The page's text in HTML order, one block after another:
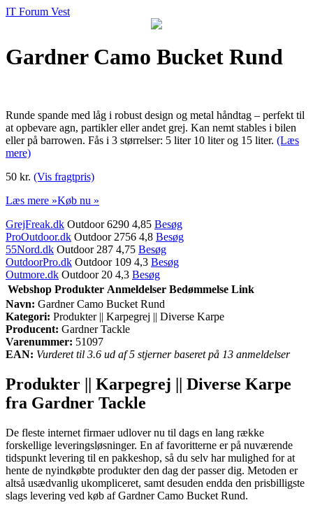
IT Forum Vest
Gardner Camo Bucket Rund
Runde spande med låg i robust design og metal håndtag – perfekt til
at opbevare agn, partikler eller andet grej. Kan nemt stables i bilen
eller på barrowen. Fås i 3 størrelser: 5 liter 10 liter og 15 liter. (Læs
mere)
50 kr. (Vis fragtpris)
Læs mere »Køb nu »
GrejFreak.dk Outdoor 6290 4,85 Besøg
ProOutdoor.dk Outdoor 2756 4,8 Besøg
55Nord.dk Outdoor 287 4,75 Besøg
OutdoorPro.dk Outdoor 109 4,3 Besøg
Outmore.dk Outdoor 20 4,3 Besøg
Webshop Produkter Anmeldelser Bedømmelse Link
Navn: Gardner Camo Bucket Rund
Kategori: Produkter || Karpegrej || Diverse Karpe
Producent: Gardner Tackle
Varenummer: 51097
EAN: Vurderet til 3.6 ud af 5 stjerner baseret på 13 anmeldelser
Produkter || Karpegrej || Diverse Karpe
fra Gardner Tackle
De fleste internet firmaer udlover nu til dags en lang række
forskellige leveringsløsninger. En af favoritterne er på nuværende
tidspunkt levering til en pakkeshop, så du selv har mulighed for at
hente de nyindkøbte produkter den dag der passer dig. Metoden er
altså usædvanlig ukompliceret, samt desuden endda den prisbilligste
slags levering ved køb af Gardner Camo Bucket Rund.